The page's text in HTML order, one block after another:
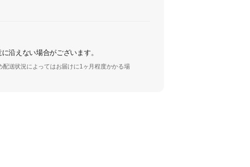
沿えない場合がございます。
送状況によってはお届けに1ヶ月程度かかる場